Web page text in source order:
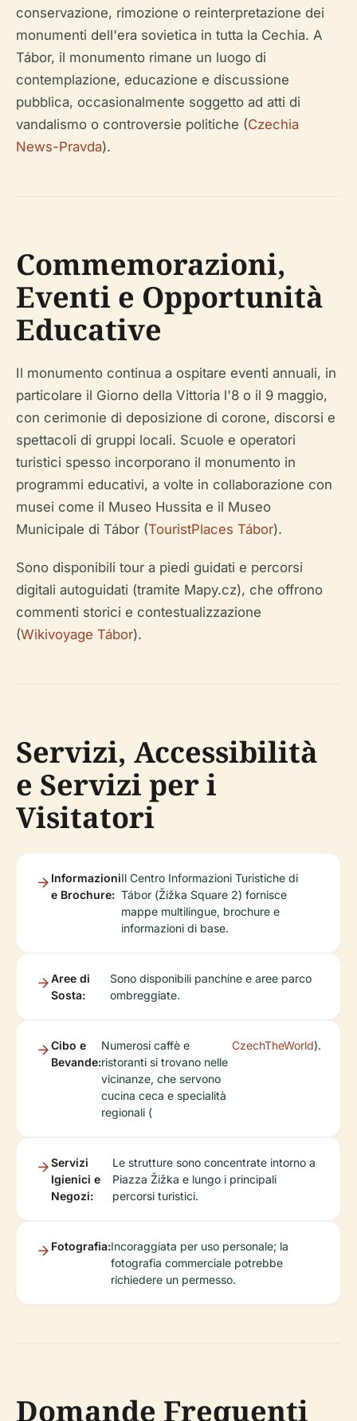
conservazione, rimozione o reinterpretazione dei
monumenti dell'era sovietica in tutta la Cechia. A
Tábor, il monumento rimane un luogo di
contemplazione, educazione e discussione
pubblica, occasionalmente soggetto ad atti di
vandalismo o controversie politiche (Czechia
News-Pravda).
Commemorazioni,
Eventi e Opportunità
Educative
Il monumento continua a ospitare eventi annuali, in
particolare il Giorno della Vittoria l'8 o il 9 maggio,
con cerimonie di deposizione di corone, discorsi e
spettacoli di gruppi locali. Scuole e operatori
turistici spesso incorporano il monumento in
programmi educativi, a volte in collaborazione con
musei come il Museo Hussita e il Museo
Municipale di Tábor (TouristPlaces Tábor).
Sono disponibili tour a piedi guidati e percorsi
digitali autoguidati (tramite Mapy.cz), che offrono
commenti storici e contestualizzazione
(Wikivoyage Tábor).
Servizi, Accessibilità
e Servizi per i
Visitatori
Informazioni
e Brochure:
Il Centro Informazioni Turistiche di
Tábor (Žižka Square 2) fornisce
mappe multilingue, brochure e
informazioni di base.
Aree di
Sosta:
Sono disponibili panchine e aree parco
ombreggiate.
Cibo e
Bevande:
Numerosi caffè e
ristoranti si trovano nelle
vicinanze, che servono
cucina ceca e specialità
regionali (
CzechTheWorld).
Servizi
Igienici e
Negozi:
Le strutture sono concentrate intorno a
Piazza Žižka e lungo i principali
percorsi turistici.
Fotografia:Incoraggiata per uso personale; la
fotografia commerciale potrebbe
richiedere un permesso.
Domande Frequenti